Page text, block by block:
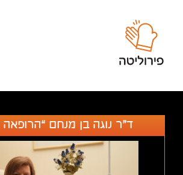
ד”ר נוגה בן מנחם “הרופאה